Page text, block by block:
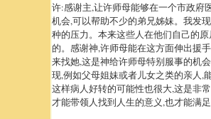
许:感谢主,让许师母能够在一个市政府
机会,可以帮助不少的弟兄姊妹。我发
种的压力。本来这些人在他们自己的
的。感谢神,许师母能在这方面伸出援
来找她,这是神给许师母特别服事的机
现,例如父母姐妹或者儿女之类的亲人,
这样病人好转的可能性也很大,这是非
才能带领人找到人生的意义,也才能满